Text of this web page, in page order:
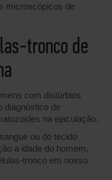
microscópicos de
tronco de
com distúrbios
diagnóstico de
na ejaculação.
ou do tecido
a idade do homem,
tronco em nosso